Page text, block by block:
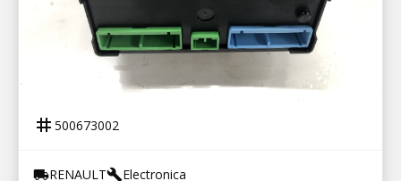
STUURKAST VECU
tag 500673002
local_shippingRENAULTbuildElectronica